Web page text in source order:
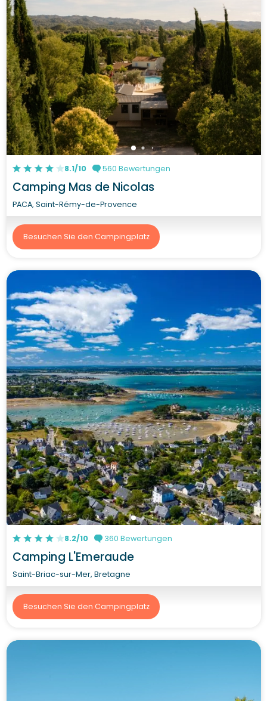
8.1/10 560 Bewertungen
Camping Mas de Nicolas
PACA, Saint-Rémy-de-Provence
Besuchen Sie den Campingplatz
8.2/10 360 Bewertungen
Camping L'Emeraude
Saint-Briac-sur-Mer, Bretagne
Besuchen Sie den Campingplatz